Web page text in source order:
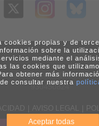
Just Desvern
930450824
AVISO LEGAL
cookies propias y de
sobre la
mediante el
las cookies que
obtener más
consultar nuestra
Aceptar todas